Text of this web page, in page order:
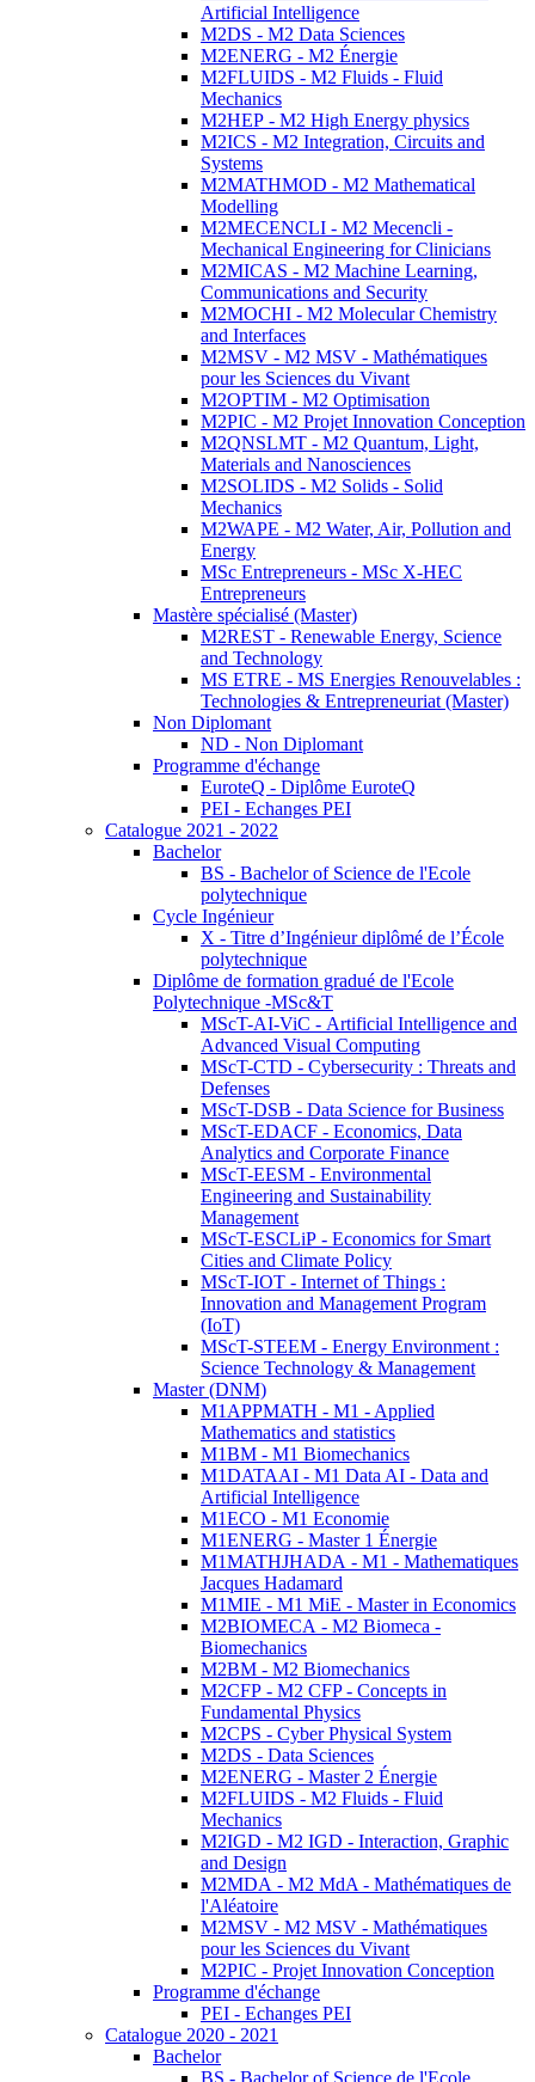
Artificial Intelligence
M2DS - M2 Data Sciences
M2ENERG - M2 Énergie
M2FLUIDS - M2 Fluids - Fluid
Mechanics
M2HEP - M2 High Energy physics
M2ICS - M2 Integration, Circuits and
Systems
M2MATHMOD - M2 Mathematical
Modelling
M2MECENCLI - M2 Mecencli -
Mechanical Engineering for Clinicians
M2MICAS - M2 Machine Learning,
Communications and Security
M2MOCHI - M2 Molecular Chemistry
and Interfaces
M2MSV - M2 MSV - Mathématiques
pour les Sciences du Vivant
M2OPTIM - M2 Optimisation
M2PIC - M2 Projet Innovation Conception
M2QNSLMT - M2 Quantum, Light,
Materials and Nanosciences
M2SOLIDS - M2 Solids - Solid
Mechanics
M2WAPE - M2 Water, Air, Pollution and
Energy
MSc Entrepreneurs - MSc X-HEC
Entrepreneurs
Mastère spécialisé (Master)
M2REST - Renewable Energy, Science
and Technology
MS ETRE - MS Energies Renouvelables :
Technologies & Entrepreneuriat (Master)
Non Diplomant
ND - Non Diplomant
Programme d'échange
EuroteQ - Diplôme EuroteQ
PEI - Echanges PEI
Catalogue 2021 - 2022
Bachelor
BS - Bachelor of Science de l'Ecole
polytechnique
Cycle Ingénieur
X - Titre d’Ingénieur diplômé de l’École
polytechnique
Diplôme de formation gradué de l'Ecole
Polytechnique -MSc&T
MScT-AI-ViC - Artificial Intelligence and
Advanced Visual Computing
MScT-CTD - Cybersecurity : Threats and
Defenses
MScT-DSB - Data Science for Business
MScT-EDACF - Economics, Data
Analytics and Corporate Finance
MScT-EESM - Environmental
Engineering and Sustainability
Management
MScT-ESCLiP - Economics for Smart
Cities and Climate Policy
MScT-IOT - Internet of Things :
Innovation and Management Program
(IoT)
MScT-STEEM - Energy Environment :
Science Technology & Management
Master (DNM)
M1APPMATH - M1 - Applied
Mathematics and statistics
M1BM - M1 Biomechanics
M1DATAAI - M1 Data AI - Data and
Artificial Intelligence
M1ECO - M1 Economie
M1ENERG - Master 1 Énergie
M1MATHJHADA - M1 - Mathematiques
Jacques Hadamard
M1MIE - M1 MiE - Master in Economics
M2BIOMECA - M2 Biomeca -
Biomechanics
M2BM - M2 Biomechanics
M2CFP - M2 CFP - Concepts in
Fundamental Physics
M2CPS - Cyber Physical System
M2DS - Data Sciences
M2ENERG - Master 2 Énergie
M2FLUIDS - M2 Fluids - Fluid
Mechanics
M2IGD - M2 IGD - Interaction, Graphic
and Design
M2MDA - M2 MdA - Mathématiques de
l'Aléatoire
M2MSV - M2 MSV - Mathématiques
pour les Sciences du Vivant
M2PIC - Projet Innovation Conception
Programme d'échange
PEI - Echanges PEI
Catalogue 2020 - 2021
Bachelor
BS - Bachelor of Science de l'Ecole